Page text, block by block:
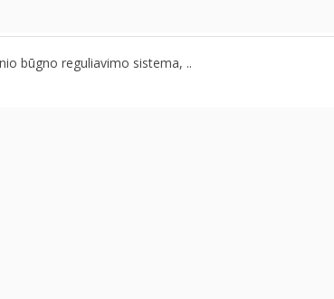
būgno reguliavimo sistema, ..